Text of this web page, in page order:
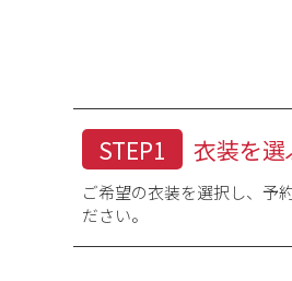
肩裄
STEP1 衣装を選
ご希望の衣装を選択し、予
ださい。